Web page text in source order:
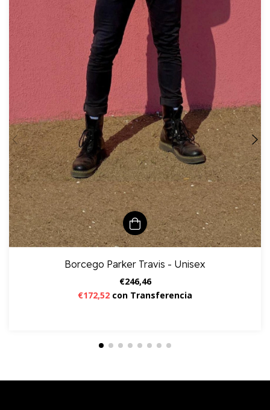
Borcego Parker Travis - Unisex
€246,46
€172,52 con Transferencia